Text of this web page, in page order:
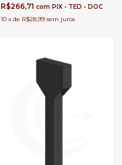
R$266,71 com PIX • TED • DOC
10 x de R$28,99 sem juros